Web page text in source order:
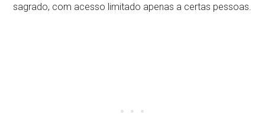
sagrado, com acesso limitado apenas a certas pessoas.